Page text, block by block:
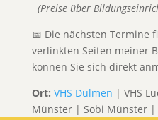
(Preise über
📅 Die nächsten Termine
verlinkten Seiten meiner
können Sie sich direkt
Ort: VHS Dülmen | VHS
Münster | Sobi Münster |